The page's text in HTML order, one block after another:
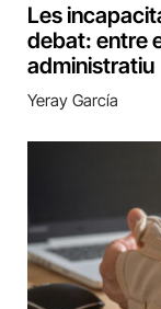
Les
debat: entre
administratiu
Yeray García